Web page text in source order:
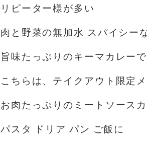
リピーター様が多い
肉と野菜の無加水 スパイシー
旨味たっぷりのキーマカレー
こちらは、テイクアウト限定
お肉たっぷりのミートソース
パスタ ドリア パン ご飯に